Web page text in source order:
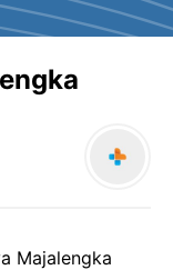
Majalengka